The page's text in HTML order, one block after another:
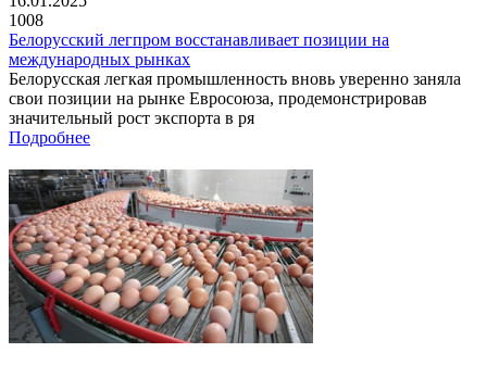
1008
Белорусский легпром восстанавливает позиции на
международных рынках
Белорусская легкая промышленность вновь уверенно заняла
свои позиции на рынке Евросоюза, продемонстрировав
значительный рост экспорта в ря
Подробнее